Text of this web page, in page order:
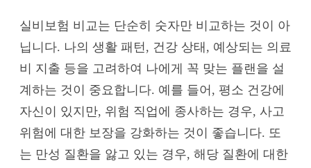
실비보험 비교는 단순히 숫자만 비교하는 것이 아
닙니다. 나의 생활 패턴, 건강 상태, 예상되는 의료
비 지출 등을 고려하여 나에게 꼭 맞는 플랜을 설
계하는 것이 중요합니다. 예를 들어, 평소 건강에
자신이 있지만, 위험 직업에 종사하는 경우, 사고
위험에 대한 보장을 강화하는 것이 좋습니다. 또
는 만성 질환을 앓고 있는 경우, 해당 질환에 대한